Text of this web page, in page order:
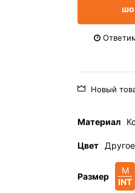
Новый
Материал
Цвет Другое
Размер
M
INT